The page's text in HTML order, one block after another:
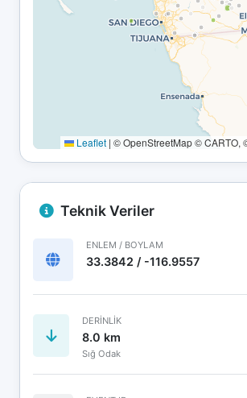
Leaflet | © OpenStreetMap © CARTO,
Teknik Veriler
ENLEM / BOYLAM
33.3842 / -116.9557
DERINLIK
8.0 km
Sığ Odak